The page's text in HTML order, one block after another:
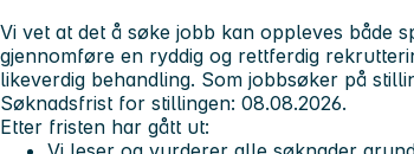
Vi vet at det å søke jobb kan oppleves både
gjennomføre en ryddig og rettferdig
likeverdig behandling. Som jobbsøker på
Søknadsfrist for stillingen: 08.08.2026.
Etter fristen har gått ut: